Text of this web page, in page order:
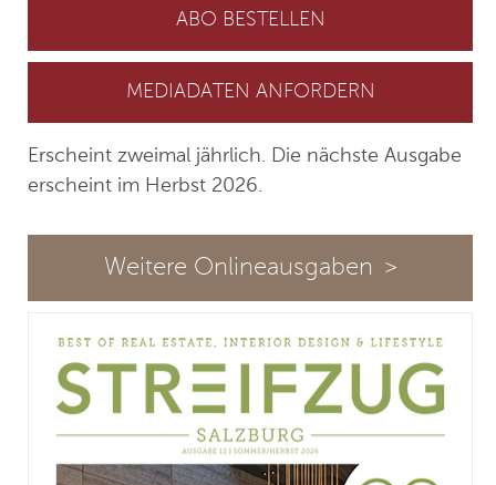
ABO BESTELLEN
MEDIADATEN ANFORDERN
Erscheint zweimal jährlich. Die nächste Ausgabe
erscheint im Herbst 2026.
Weitere Onlineausgaben